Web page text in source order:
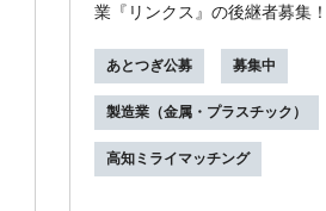
業『リンクス』の後継者募集
を支える...
あとつぎ公募 募集中
製造業（金属・プラスチック）
高知ミライマッチング